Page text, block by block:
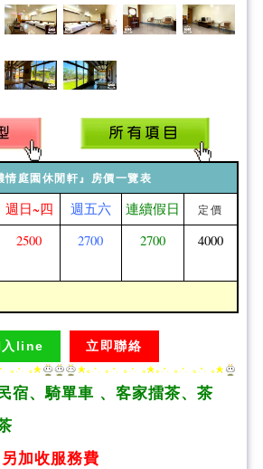
情庭園休閒軒』房價一覽表
週日~四 週五六 連續假日 定價
2500 2700 2700 4000
入line 立即聯絡
宿、騎單車 、客家擂茶、茶
加收服務費